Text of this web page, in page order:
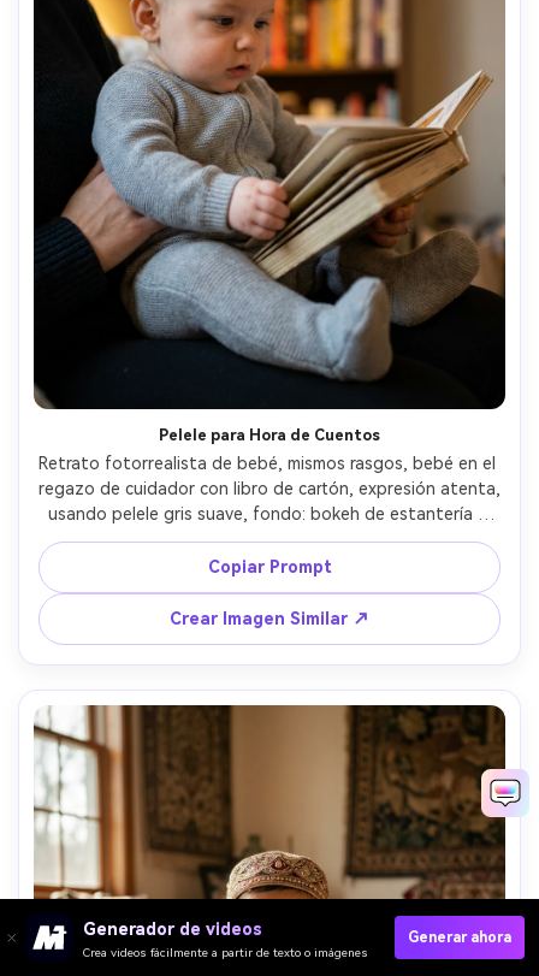
Pelele para Hora de Cuentos
Retrato fotorrealista de bebé, mismos rasgos, bebé en el
regazo de cuidador con libro de cartón, expresión atenta,
usando pelele gris suave, fondo: bokeh de estantería y
luz cálida de lámpara, iluminación cálida mixta, Canon R5,
50mm f/1.2, encuadre ajustado a bebé y borde del libro,
contraste suave, piel y tela realistas, sensación tranquila
y segura de ser leído --ar 4:5
Copiar Prompt
Crear Imagen Similar ↗
Generador de videos
Crea videos fácilmente a partir de texto o imágenes
Generar ahora